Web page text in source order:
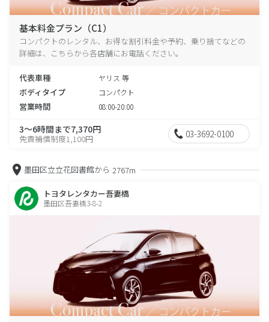
基本料金プラン（C1）
コンパクトのレンタル、お得な割引料金や予約、乗り捨てなどの
詳細は、こちらから各店舗にお電話ください。
代表車種 ヤリス 等
ボディタイプ コンパクト
営業時間 08:00-20:00
3～6時間まで7,370円
免責補償制度1,100円 03-3692-0100
墨田区立立花図書館から 2767m
トヨタレンタカー吾妻橋
墨田区吾妻橋3-8-2